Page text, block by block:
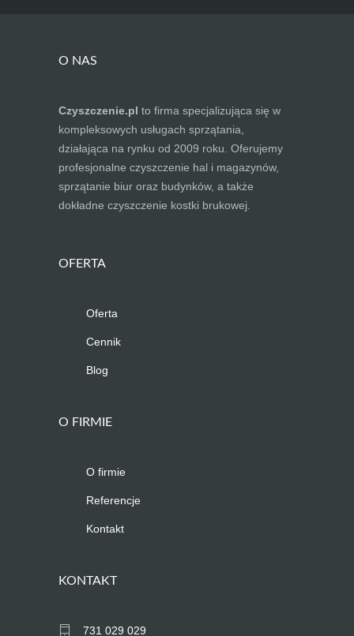
O NAS
Czyszczenie.pl to firma specjalizująca się w
kompleksowych usługach sprzątania,
działająca na rynku od 2009 roku. Oferujemy
profesjonalne czyszczenie hal i magazynów,
sprzątanie biur oraz budynków, a także
dokładne czyszczenie kostki brukowej.
OFERTA
Oferta
Cennik
Blog
O FIRMIE
O firmie
Referencje
Kontakt
KONTAKT
731 029 029